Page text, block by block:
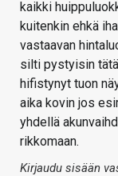
kaikki
kuitenkin ehkä
vastaavan
silti pystyisin
hifistynyt tuon
aika kovin jos
yhdellä
rikkomaan.
Kirjaudu sisään